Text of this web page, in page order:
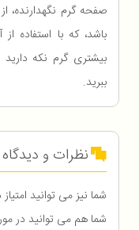
صفحه گرم نگهدارنده،
باشد، که با استفاده
بیشتری گرم نکه
ببرید.
نظرات و
شما نیز می توانید
شما هم می توانید در